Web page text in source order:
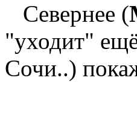
Севернее (
"уходит"
Сочи..)